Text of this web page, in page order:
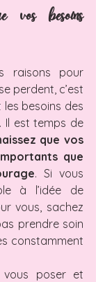
vos besoins
raisons pour
perdent, c’est
les besoins des
Il est temps de
que vos
que
. Si vous
à l’idée de
vous, sachez
prendre soin
constamment
poser et